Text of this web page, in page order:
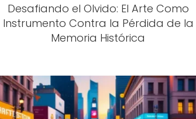
Desafiando el Olvido: El Arte Como
Instrumento Contra la Pérdida de la
Memoria Histórica